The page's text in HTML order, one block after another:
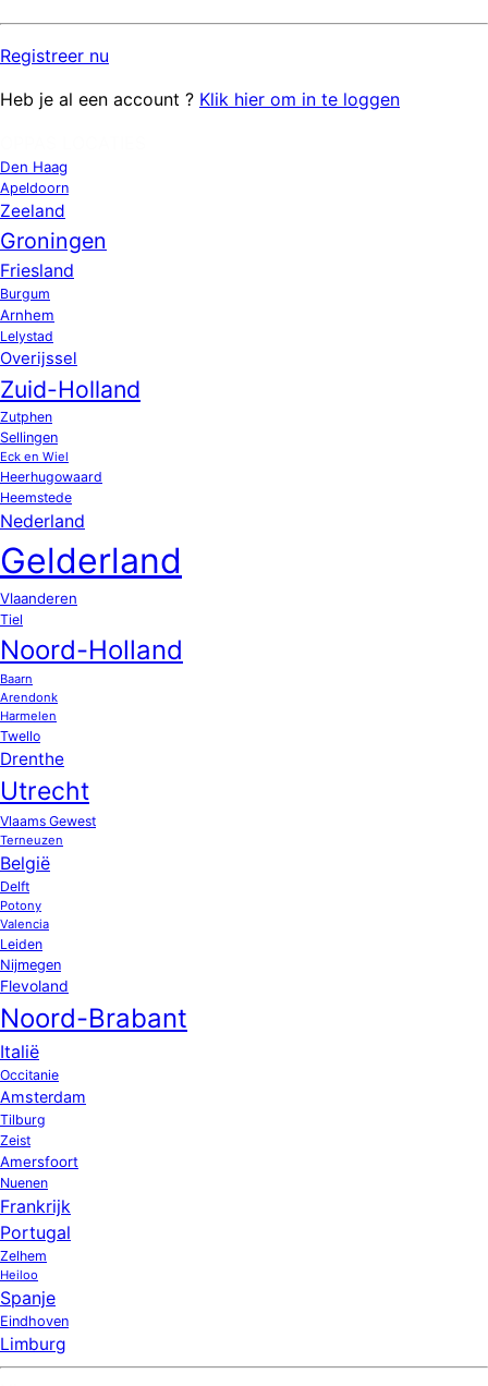
Registreer nu
Heb je al een account ? Klik hier om in te loggen
Den Haag
Apeldoorn
Zeeland
Groningen
Friesland
Burgum
Arnhem
Lelystad
Overijssel
Zuid-Holland
Zutphen
Sellingen
Eck en Wiel
Heerhugowaard
Heemstede
Nederland
Gelderland
Vlaanderen
Tiel
Noord-Holland
Baarn
Arendonk
Harmelen
Twello
Drenthe
Utrecht
Vlaams Gewest
Terneuzen
België
Delft
Potony
Valencia
Leiden
Nijmegen
Flevoland
Noord-Brabant
Italië
Occitanie
Amsterdam
Tilburg
Zeist
Amersfoort
Nuenen
Frankrijk
Portugal
Zelhem
Heiloo
Spanje
Eindhoven
Limburg